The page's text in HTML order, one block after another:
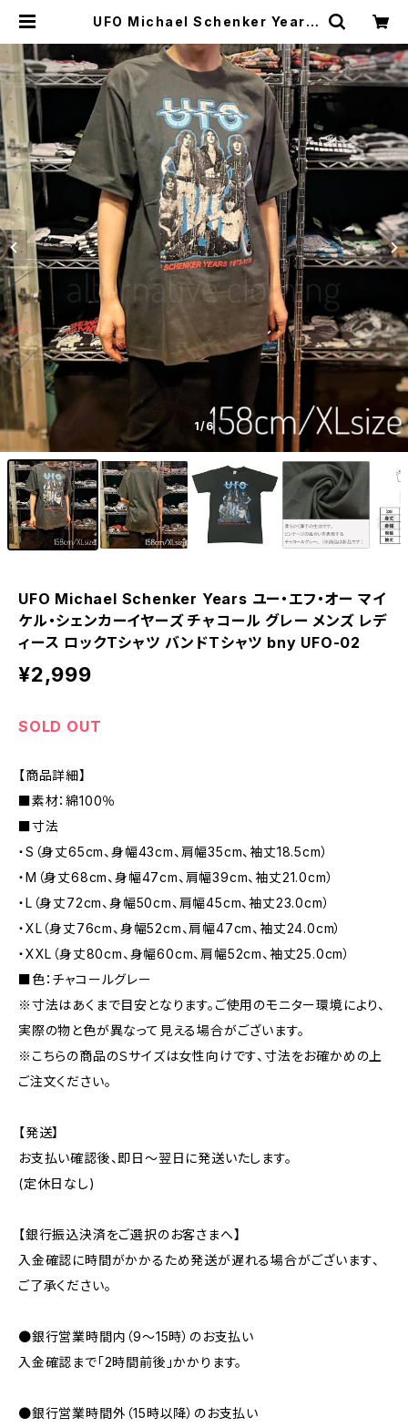
UFO Michael Schenker Years
イヤーズ チャコール グレー メンズ レ
ディース ロックTシャツ バンドTシャ
ツ bny UFO-02 | alternative_t
okyo
1/6
UFO Michael Schenker Years ユー・エフ・オー マイ
ケル・シェンカーイヤーズ チャコール グレー メンズ レデ
ィース ロックTシャツ バンドTシャツ bny UFO-02
¥2,999
SOLD OUT
【商品詳細】
■素材：綿100％
■寸法
・S（身丈65cm、身幅43cm、肩幅35cm、袖丈18.5cm）
・M（身丈68cm、身幅47cm、肩幅39cm、袖丈21.0cm）
・L（身丈72cm、身幅50cm、肩幅45cm、袖丈23.0cm）
・XL（身丈76cm、身幅52cm、肩幅47cm、袖丈24.0cm）
・XXL（身丈80cm、身幅60cm、肩幅52cm、袖丈25.0cm）
■色：チャコールグレー
※寸法はあくまで目安となります。ご使用のモニター環境により、
実際の物と色が異なって見える場合がございます。
※こちらの商品のＳサイズは女性向けです、寸法をお確かめの上
ご注文ください。
【発送】
お支払い確認後、即日〜翌日に発送いたします。
(定休日なし)
【銀行振込決済をご選択のお客さまへ】
入金確認に時間がかかるため発送が遅れる場合がございます、
ご了承ください。
●銀行営業時間内（9〜15時）のお支払い
入金確認まで「2時間前後」かかります。
●銀行営業時間外（15時以降）のお支払い